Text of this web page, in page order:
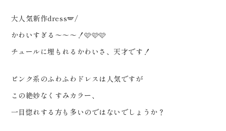
﹌ Life is fantastic 最高の人生
を、ともに。 ウェディングフォト
スタジオ「ReiMei+」 場所:福島
県郡山市富田町権現林9-1 問い合
わせ番号:0120-05-7536
LINE:@757gbgmv ご予約・ご
大人気新作dress🪽/
かわいすぎる〜〜〜！🩷🩷🩷
チュールに埋もれるかわいさ、天才です！
ピンク系のふわふわドレスは人気ですが
この絶妙なくすみカラー、
一目惚れする方も多いのではないでしょうか？